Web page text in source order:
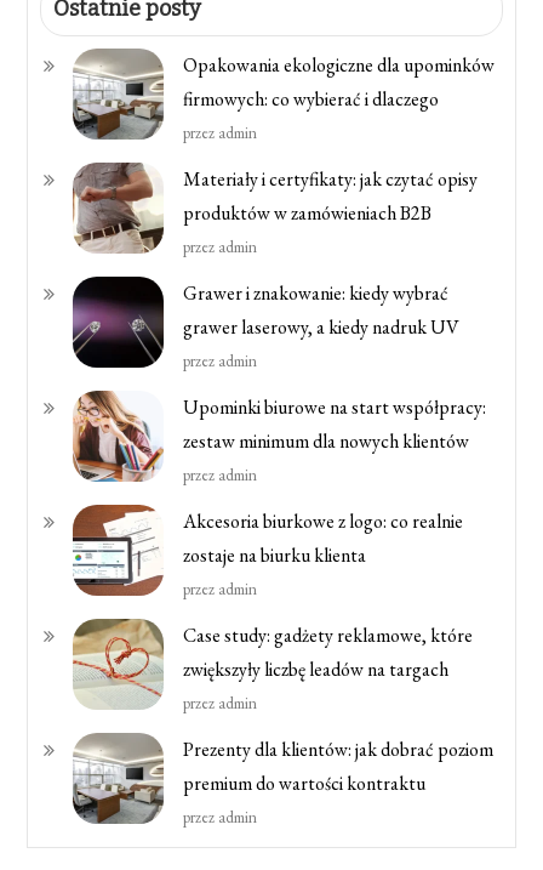
Ostatnie posty
Opakowania ekologiczne dla upominków
firmowych: co wybierać i dlaczego
przez admin
Materiały i certyfikaty: jak czytać opisy
produktów w zamówieniach B2B
przez admin
Grawer i znakowanie: kiedy wybrać
grawer laserowy, a kiedy nadruk UV
przez admin
Upominki biurowe na start współpracy:
zestaw minimum dla nowych klientów
przez admin
Akcesoria biurkowe z logo: co realnie
zostaje na biurku klienta
przez admin
Case study: gadżety reklamowe, które
zwiększyły liczbę leadów na targach
przez admin
Prezenty dla klientów: jak dobrać poziom
premium do wartości kontraktu
przez admin